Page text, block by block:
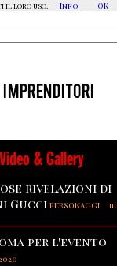
IMPRENDITORI
& Gallery
rivelazioni di
Gucci PERSONAGGI
il
per l'evento
il loro uso. +Info OK